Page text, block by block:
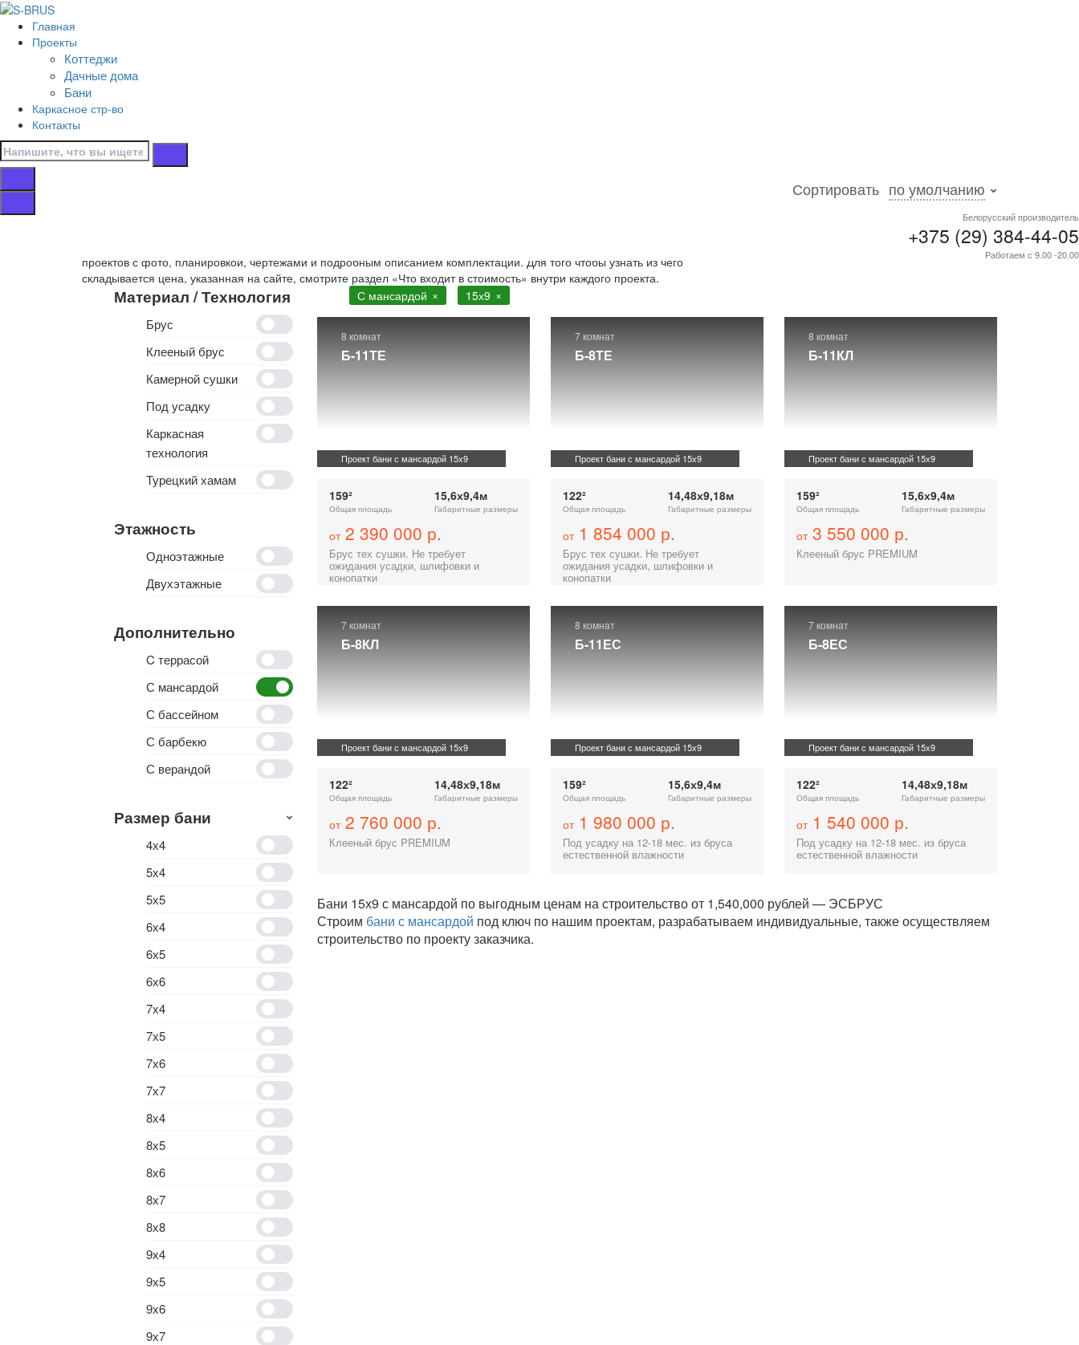
Перейти к контенту
Главная
Проекты
Коттеджи
Дачные дома
Бани
Каркасное стр-во
Контакты
Белорусский производитель
+375 (29) 384-44-05
Работаем с 9.00 -20.00
Бани
/
С мансардой
/
Сортировать по умолчанию
проектов с фото, планировкой, чертежами и подробным описанием комплектации. Для того чтобы узнать из чего
складывается цена, указанная на сайте, смотрите раздел «Что входит в стоимость» внутри каждого проекта.
Материал / Технология
Брус
Клееный брус
Камерной сушки
Под усадку
Каркасная
технология
Турецкий хамам
Этажность
Одноэтажные
Двухэтажные
Дополнительно
C террасой
С мансардой
С бассейном
С барбекю
С верандой
Размер бани
4х4
5х4
5х5
6х4
6х5
6х6
7х4
7х5
7х6
7х7
8х4
8х5
8х6
8х7
8х8
9х4
9х5
9х6
9х7
С мансардой 15х9
8 комнат
Б-11ТЕ
Проект бани с мансардой 15х9
159²
Общая площадь
15,6х9,4м
Габаритные размеры
от2 390 000 р.
Брус тех сушки. Не требует
ожидания усадки, шлифовки и
конопатки
7 комнат
Б-8ТЕ
Проект бани с мансардой 15х9
122²
Общая площадь
14,48х9,18м
Габаритные размеры
от1 854 000 р.
Брус тех сушки. Не требует
ожидания усадки, шлифовки и
конопатки
8 комнат
Б-11КЛ
Проект бани с мансардой 15х9
159²
Общая площадь
15,6х9,4м
Габаритные размеры
от3 550 000 р.
Клееный брус PREMIUM
7 комнат
Б-8КЛ
Проект бани с мансардой 15х9
122²
Общая площадь
14,48х9,18м
Габаритные размеры
от2 760 000 р.
Клееный брус PREMIUM
8 комнат
Б-11ЕС
Проект бани с мансардой 15х9
159²
Общая площадь
15,6х9,4м
Габаритные размеры
от1 980 000 р.
Под усадку на 12-18 мес. из бруса
естественной влажности
7 комнат
Б-8ЕС
Проект бани с мансардой 15х9
122²
Общая площадь
14,48х9,18м
Габаритные размеры
от1 540 000 р.
Под усадку на 12-18 мес. из бруса
естественной влажности
Бани 15х9 с мансардой по выгодным ценам на строительство от 1,540,000 рублей — ЭСБРУС
Строим бани с мансардой под ключ по нашим проектам, разрабатываем индивидуальные, также осуществляем
строительство по проекту заказчика.